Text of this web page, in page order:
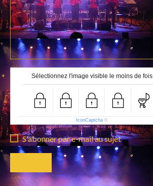
Sélectionnez l'image visible le moins de fois
IconCaptcha ©
S'abonner par e-mail au sujet